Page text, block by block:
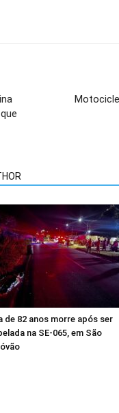
de 82 anos morre após ser
na SE-065, em São